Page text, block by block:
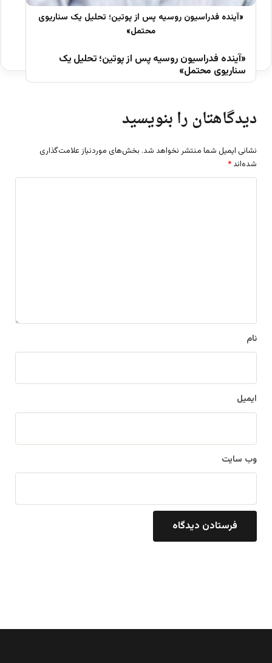
«آینده فدراسیون روسیه پس از پوتین؛ تحلیل یک
سناریوی محتمل»
دیدگاهتان را بنویسید
نشانی ایمیل شما منتشر نخواهد شد. بخش‌های موردنیاز علامت‌گذاری
شده‌اند *
نام
ایمیل
وب‌ سایت